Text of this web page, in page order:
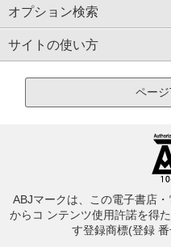
オプション検索
サイトの使い方
ペー
ABJマークは、この電子書店
からコ ンテンツ使用許諾を得
す登録商標(登録